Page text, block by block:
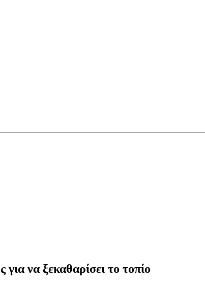
να ξεκαθαρίσει το τοπίο